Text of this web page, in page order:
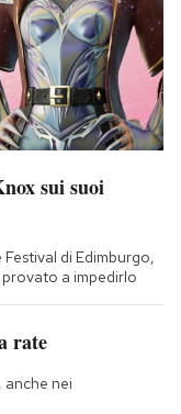
sui suoi
di Edimburgo,
provato a impedirlo
rate
anche nei